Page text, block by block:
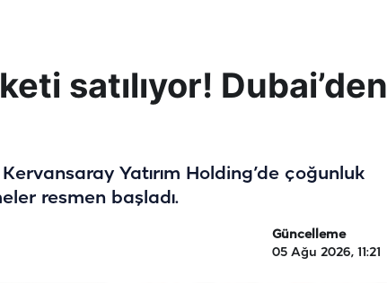
satılıyor! Dubai’den
Yatırım Holding’de çoğunluk
resmen başladı.
Güncelleme
05 Ağu 2026, 11:21